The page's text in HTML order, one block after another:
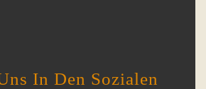
In Den Sozialen